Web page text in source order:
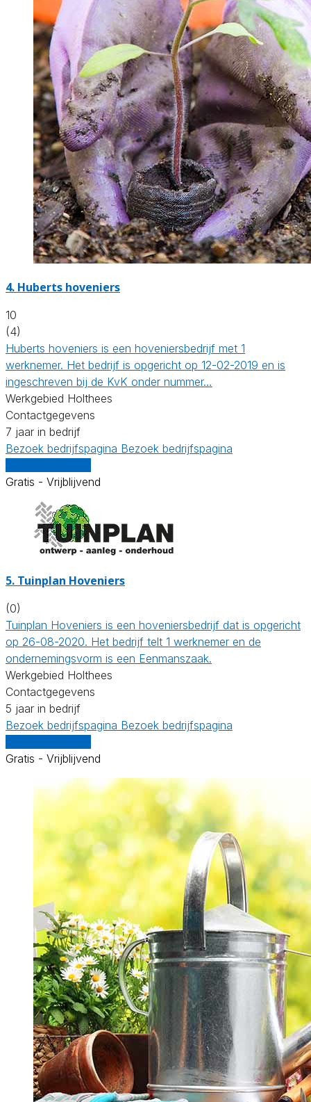
4. Huberts hoveniers
10
(4)
Huberts hoveniers is een hoveniersbedrijf met 1
werknemer. Het bedrijf is opgericht op 12-02-2019 en is
ingeschreven bij de KvK onder nummer…
Werkgebied Holthees
Contactgegevens
7 jaar in bedrijf
Bezoek bedrijfspagina Bezoek bedrijfspagina
Gratis - Vrijblijvend
5. Tuinplan Hoveniers
(0)
Tuinplan Hoveniers is een hoveniersbedrijf dat is opgericht
op 26-08-2020. Het bedrijf telt 1 werknemer en de
ondernemingsvorm is een Eenmanszaak.
Werkgebied Holthees
Contactgegevens
5 jaar in bedrijf
Bezoek bedrijfspagina Bezoek bedrijfspagina
Gratis - Vrijblijvend